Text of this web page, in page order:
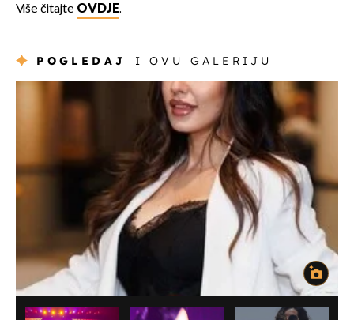
Više čitajte OVDJE.
POGLEDAJ I OVU GALERIJU